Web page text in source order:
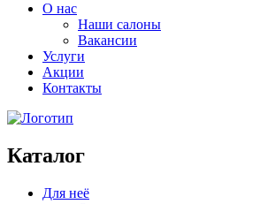
О нас
Наши салоны
Вакансии
Услуги
Акции
Контакты
Каталог
Для неё